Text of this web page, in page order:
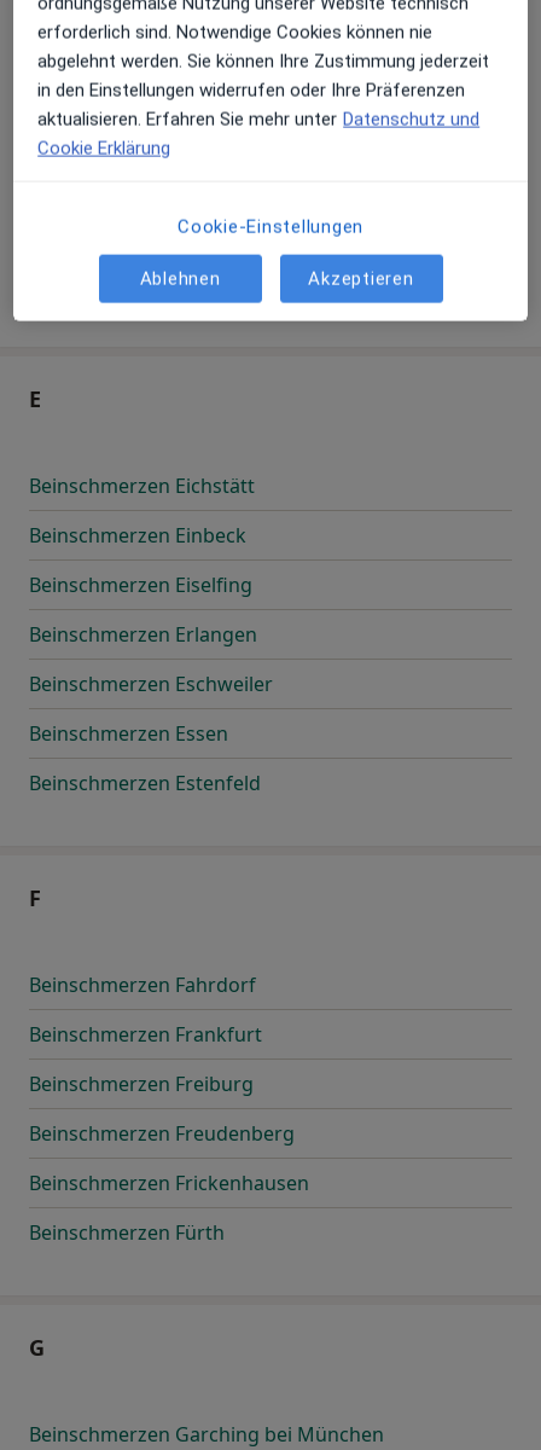
Beinschmerzen Dörphof
Beinschmerzen Dortmund
Beinschmerzen Dresden
Beinschmerzen Düren
Beinschmerzen Düsseldorf
E
Beinschmerzen Eichstätt
Beinschmerzen Einbeck
Beinschmerzen Eiselfing
Beinschmerzen Erlangen
Beinschmerzen Eschweiler
Beinschmerzen Essen
Beinschmerzen Estenfeld
F
Beinschmerzen Fahrdorf
Beinschmerzen Frankfurt
Beinschmerzen Freiburg
Beinschmerzen Freudenberg
Beinschmerzen Frickenhausen
Beinschmerzen Fürth
G
Beinschmerzen Garching bei München
erforderlich sind. Notwendige Cookies können nie
abgelehnt werden. Sie können Ihre Zustimmung jederzeit
in den Einstellungen widerrufen oder Ihre Präferenzen
aktualisieren. Erfahren Sie mehr unter Datenschutz und
Cookie Erklärung
Cookie-Einstellungen
Ablehnen Akzeptieren